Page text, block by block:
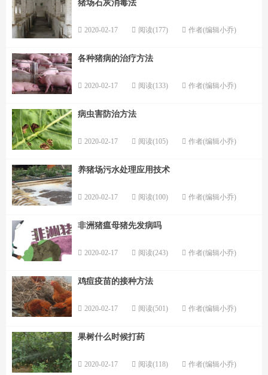
猪场石灰消毒法
2020-02-17 阅读(177) 作者(编辑小乔)
各种猪病的治疗方法
2020-02-17 阅读(133) 作者(编辑小乔)
病虫害防治方法
2020-02-17 阅读(105) 作者(编辑小乔)
养猪场污水处理应用技术
2020-02-17 阅读(100) 作者(编辑小乔)
非洲猪瘟母猪先发病吗
2020-02-17 阅读(243) 作者(编辑小乔)
鸡痘疫苗的接种方法
2020-02-17 阅读(501) 作者(编辑小乔)
果树什么时候打药
2020-02-17 阅读(118) 作者(编辑小乔)